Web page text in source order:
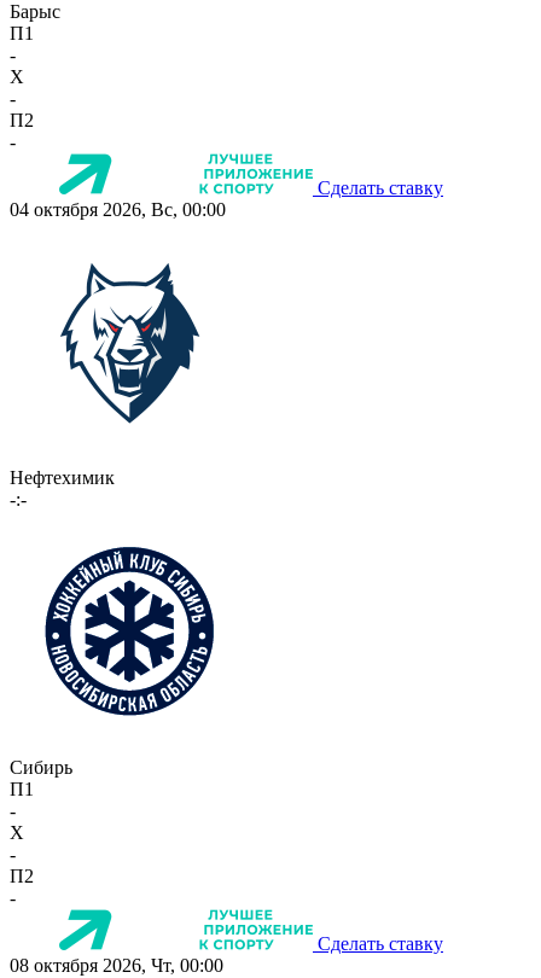
Барыс
П1
-
X
-
П2
-
Сделать ставку
04 октября 2026, Вс, 00:00
Нефтехимик
-:-
Сибирь
П1
-
X
-
П2
-
Сделать ставку
08 октября 2026, Чт, 00:00